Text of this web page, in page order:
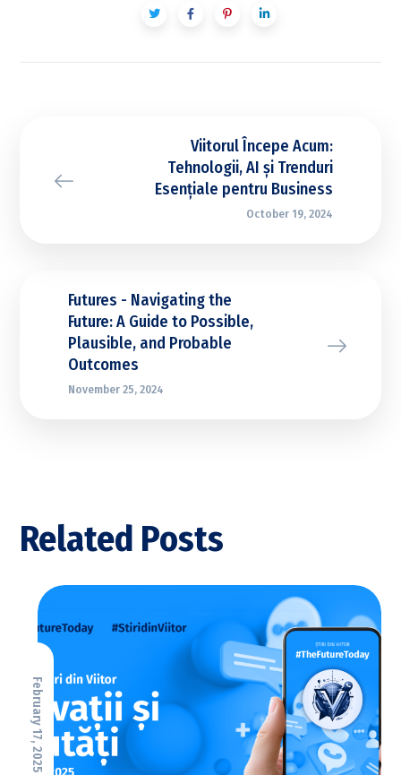
Viitorul Începe Acum:
Tehnologii, AI și Trenduri
Esențiale pentru Business
October 19, 2024
Futures - Navigating the
Future: A Guide to Possible,
Plausible, and Probable
Outcomes
November 25, 2024
Related Posts
February 17, 2025